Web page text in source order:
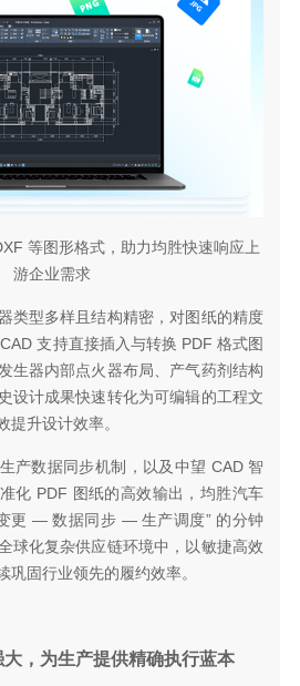
等图形格式，助力均胜快速响应上
游企业需求
类型多样且结构精密，对图纸的精度
支持直接插入与转换 PDF 格式图
生器内部点火器布局、产气药剂结构
设计成果快速转化为可编辑的工程文
提升设计效率。
产数据同步机制，以及中望 CAD 智
化 PDF 图纸的高效输出，均胜汽车
更 — 数据同步 — 生产调度” 的分钟
球化复杂供应链环境中，以敏捷高效
巩固行业领先的履约效率。
，为生产提供精确执行蓝本